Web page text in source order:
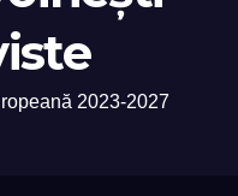
2023-2027